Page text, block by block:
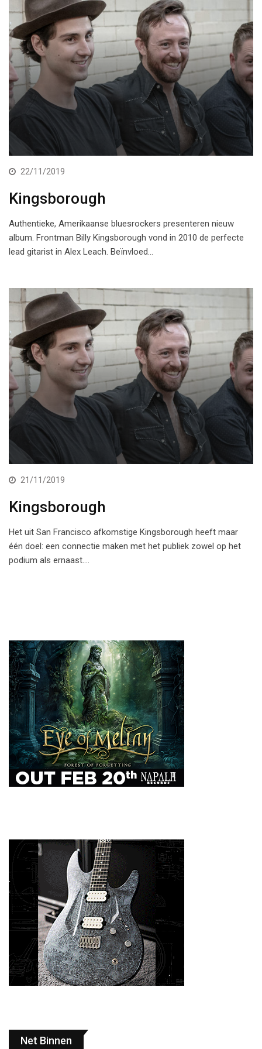
22/11/2019
Kingsborough
Authentieke, Amerikaanse bluesrockers presenteren nieuw
album. Frontman Billy Kingsborough vond in 2010 de perfecte
lead gitarist in Alex Leach. Beïnvloed…
21/11/2019
Kingsborough
Het uit San Francisco afkomstige Kingsborough heeft maar
één doel: een connectie maken met het publiek zowel op het
podium als ernaast.…
Net Binnen